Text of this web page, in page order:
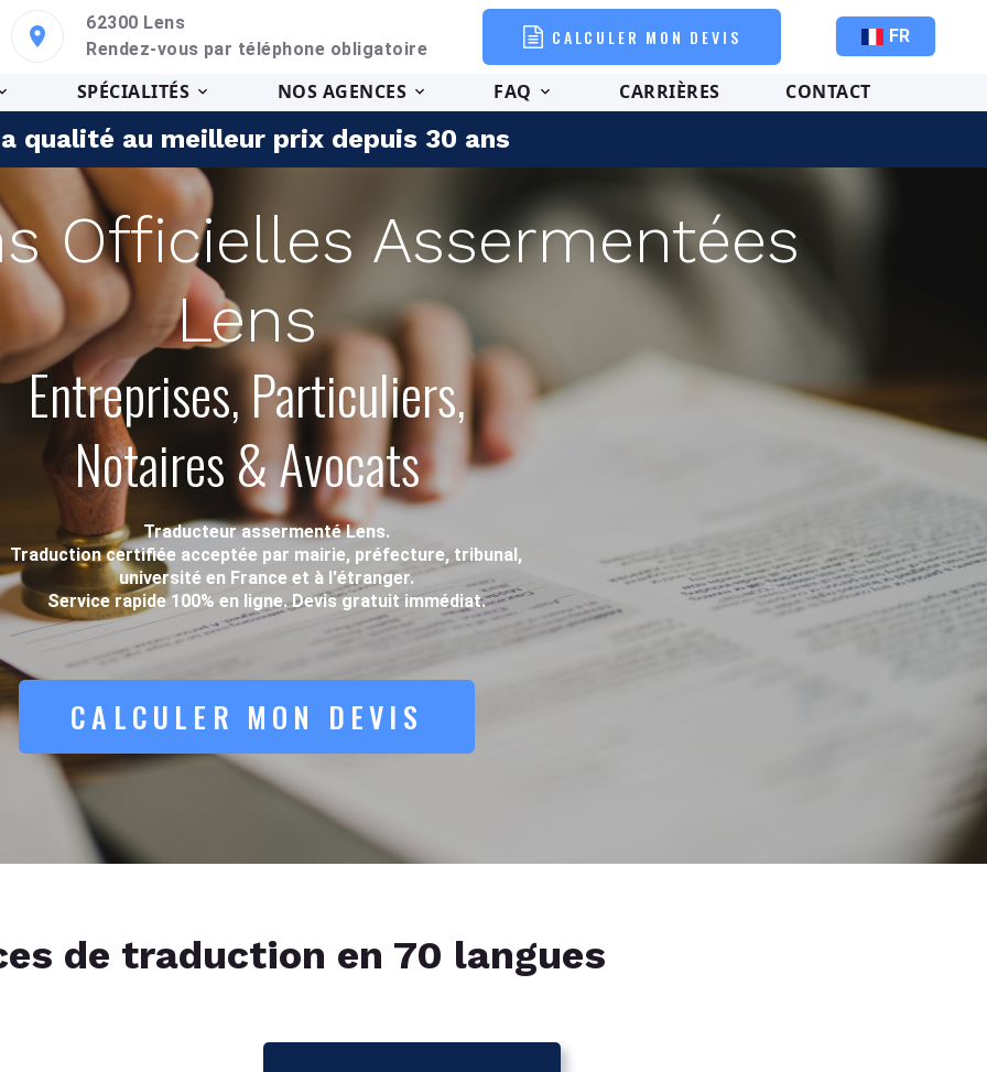
62300 Lens
Rendez-vous par téléphone obligatoire
CALCULER MON DEVIS FR
SPÉCIALITÉS NOS AGENCES FAQ CARRIÈRES CONTACT
qualité au meilleur prix depuis 30 ans
Officielles Assermentées
Lens
Entreprises, Particuliers,
Notaires & Avocats
Traducteur assermenté Lens.
Traduction certifiée acceptée par mairie, préfecture, tribunal,
université en France et à l'étranger.
Service rapide 100% en ligne. Devis gratuit immédiat.
CALCULER MON DEVIS
de traduction en 70 langues